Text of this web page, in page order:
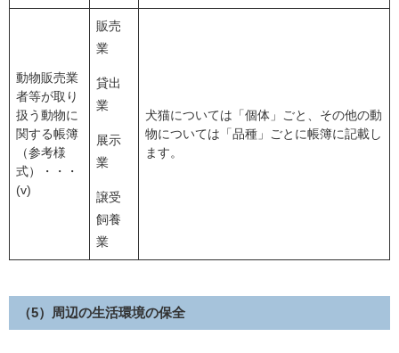
動物販売業
者等が取り
扱う動物に
関する帳簿
（参考様
式）・・・
(v)
販売
業
貸出
業
展示
業
譲受
飼養
業
犬猫については「個体」ごと、その他の動
物については「品種」ごとに帳簿に記載し
ます。
（5）周辺の生活環境の保全